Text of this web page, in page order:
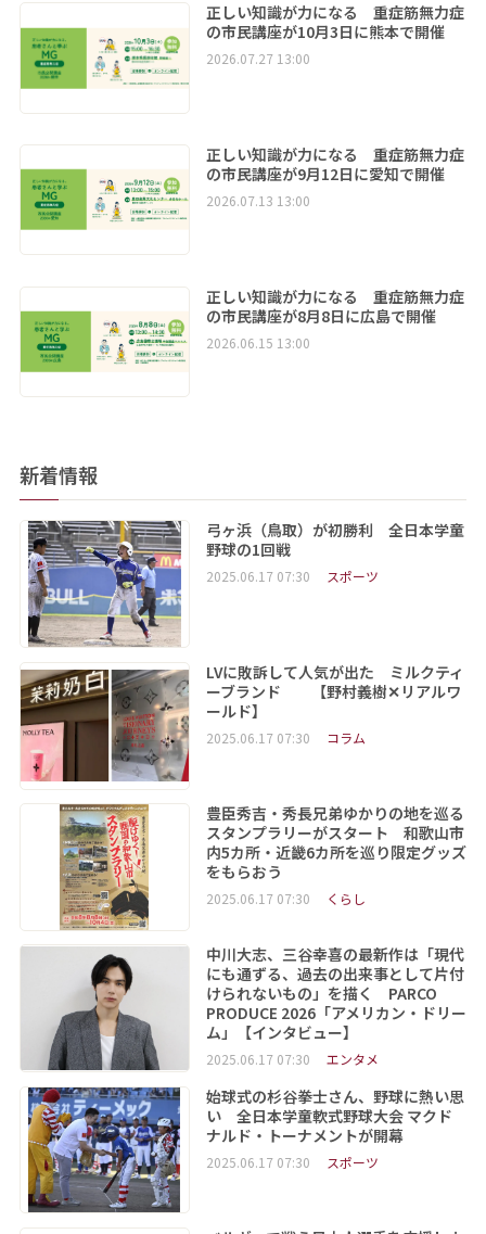
正しい知識が力になる 重症筋無力症
の市民講座が10月3日に熊本で開催
2026.07.27 13:00
正しい知識が力になる 重症筋無力症
の市民講座が9月12日に愛知で開催
2026.07.13 13:00
正しい知識が力になる 重症筋無力症
の市民講座が8月8日に広島で開催
2026.06.15 13:00
新着情報
弓ヶ浜（鳥取）が初勝利 全日本学童
野球の1回戦
2025.06.17 07:30 スポーツ
LVに敗訴して人気が出た ミルクティ
ーブランド 【野村義樹✕リアルワ
ールド】
2025.06.17 07:30 コラム
豊臣秀吉・秀長兄弟ゆかりの地を巡る
スタンプラリーがスタート 和歌山市
内5カ所・近畿6カ所を巡り限定グッズ
をもらおう
2025.06.17 07:30 くらし
中川大志、三谷幸喜の最新作は「現代
にも通ずる、過去の出来事として片付
けられないもの」を描く PARCO
PRODUCE 2026「アメリカン・ドリー
ム」【インタビュー】
2025.06.17 07:30 エンタメ
始球式の杉谷拳士さん、野球に熱い思
い 全日本学童軟式野球大会 マクド
ナルド・トーナメントが開幕
2025.06.17 07:30 スポーツ